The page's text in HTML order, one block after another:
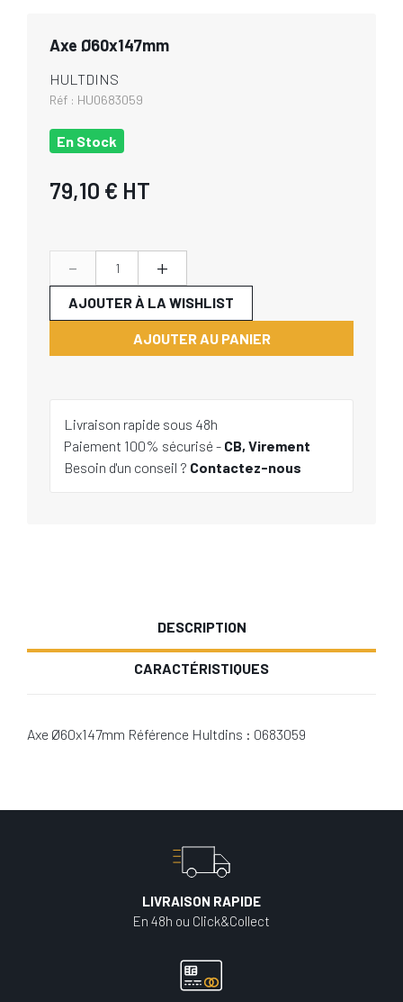
Axe Ø60x147mm
HULTDINS
Réf : HU0683059
En Stock
79,10 € HT
- +
AJOUTER AU PANIER
AJOUTER À LA WISHLIST
Livraison rapide sous 48h
Paiement 100% sécurisé - CB, Virement
Besoin d'un conseil ? Contactez-nous
DESCRIPTION
CARACTÉRISTIQUES
Axe Ø60x147mm Référence Hultdins : 0683059
LIVRAISON RAPIDE
En 48h ou Click&Collect